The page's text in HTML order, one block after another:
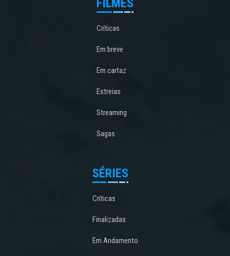
FILMES
Críticas
Em breve
Em cartaz
Estreias
Streaming
Sagas
SÉRIES
Críticas
Finalizadas
Em Andamento